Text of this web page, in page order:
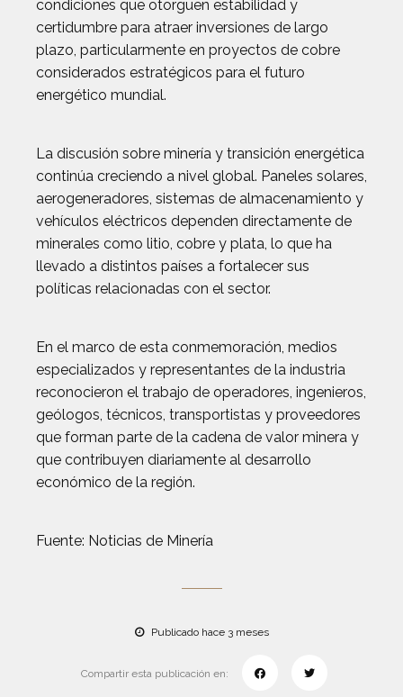
condiciones que otorguen estabilidad y
certidumbre para atraer inversiones de largo
plazo, particularmente en proyectos de cobre
considerados estratégicos para el futuro
energético mundial.
La discusión sobre minería y transición energética
continúa creciendo a nivel global. Paneles solares,
aerogeneradores, sistemas de almacenamiento y
vehículos eléctricos dependen directamente de
minerales como litio, cobre y plata, lo que ha
llevado a distintos países a fortalecer sus
políticas relacionadas con el sector.
En el marco de esta conmemoración, medios
especializados y representantes de la industria
reconocieron el trabajo de operadores, ingenieros,
geólogos, técnicos, transportistas y proveedores
que forman parte de la cadena de valor minera y
que contribuyen diariamente al desarrollo
económico de la región.
Fuente: Noticias de Minería
Publicado hace 3 meses
Compartir esta publicación en: